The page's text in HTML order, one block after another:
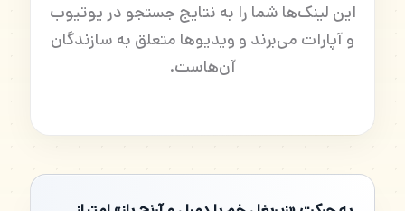
این لینک‌ها شما را به نتایج جستجو در یوتیوب
و آپارات می‌برند و ویدیوها متعلق به سازندگان
آن‌هاست.